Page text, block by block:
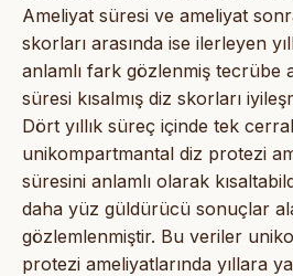
Ameliyat süresi ve ameliyat
skorları arasında ise ilerleyen
anlamlı fark gözlenmiş tecrübe
süresi kısalmış diz skorları
Dört yıllık süreç içinde tek
unikompartmantal diz protezi
süresini anlamlı olarak
daha yüz güldürücü sonuçlar
gözlemlenmiştir. Bu veriler
protezi ameliyatlarında yıllara